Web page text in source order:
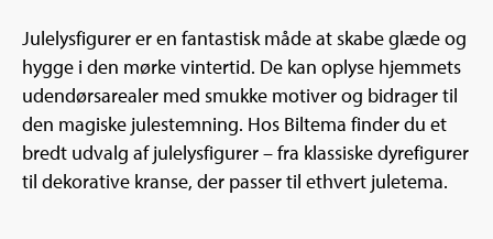
Julelysfigurer er en fantastisk måde at skabe glæde og
hygge i den mørke vintertid. De kan oplyse hjemmets
udendørsarealer med smukke motiver og bidrager til
den magiske julestemning. Hos Biltema finder du et
bredt udvalg af julelysfigurer – fra klassiske dyrefigurer
til dekorative kranse, der passer til ethvert juletema.